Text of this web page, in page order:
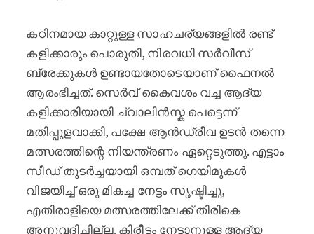
കഠിനമായ കാറ്റുള്ള സാഹചര്യങ്ങളിൽ രണ്ട്
കളിക്കാരും പൊരുതി, നിരവധി സർവീസ്
ബ്രേക്കുകൾ ഉണ്ടായതോടെയാണ് ഫൈനൽ
ആരംഭിച്ചത്. സെർവ് കൈവശം വച്ച ആദ്യ
കളിക്കാരിയായി ച്വാലിൻസ്ക പെട്ടെന്ന്
മതിപ്പുളവാക്കി, പക്ഷേ ആൻഡ്രീവ ഉടൻ തന്നെ
മത്സരത്തിന്റെ നിയന്ത്രണം ഏറ്റെടുത്തു. എട്ടാം
സീഡ് തുടർച്ചയായി ഒമ്പത് ഗെയിമുകൾ
വിജയിച്ച് ഒരു മികച്ച നേട്ടം സൃഷ്ടിച്ചു,
എതിരാളിയെ മത്സരത്തിലേക്ക് തിരികെ
അനുവദിച്ചില്ല. കിരീടം നേടാനുള്ള ആദ്യ